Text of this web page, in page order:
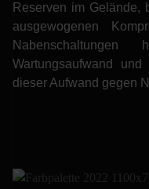
Reserven im Gelände,
ausgewogenen
Wartungsaufwand
dieser Aufwand gegen